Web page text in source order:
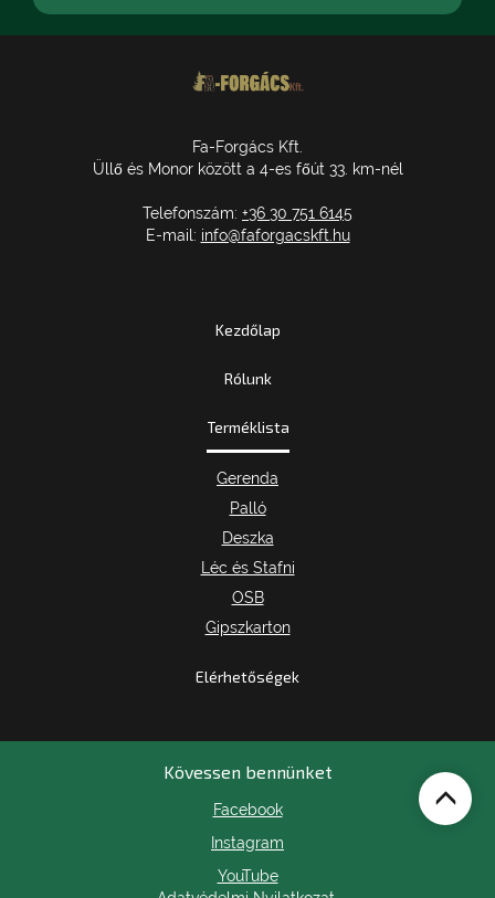
Fa-Forgács Kft.
Üllő és Monor között a 4-es főút 33. km-nél
Telefonszám: +36 30 751 6145
E-mail: info@faforgacskft.hu
Kezdőlap
Rólunk
Terméklista
Gerenda
Palló
Deszka
Léc és Stafni
OSB
Gipszkarton
Elérhetőségek
Kövessen bennünket
Facebook
Instagram
YouTube